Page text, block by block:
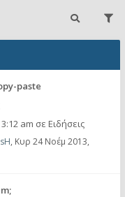
paste
am σε Ειδήσεις
, Κυρ 24 Νοέμ 2013,